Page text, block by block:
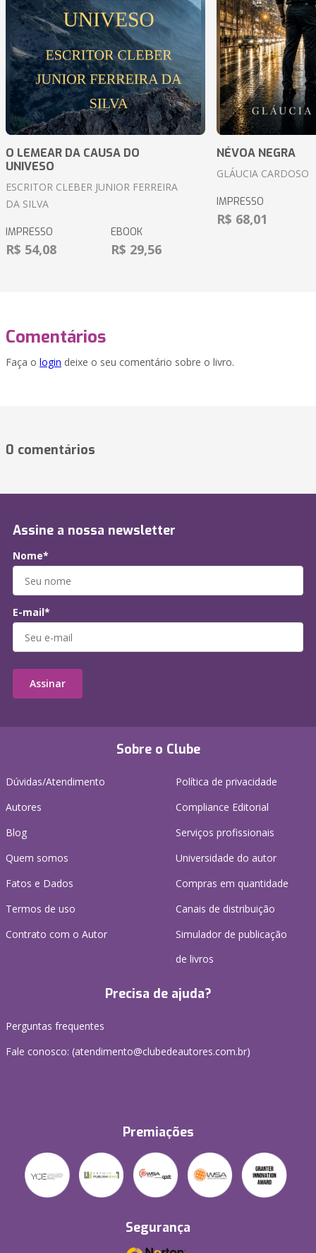
O LEMEAR DA CAUSA DO
UNIVESO
ESCRITOR CLEBER JUNIOR FERREIRA
DA SILVA
IMPRESSO
R$ 54,08
EBOOK
R$ 29,56
NÉVOA NEGRA
GLÁUCIA CARDOSO
IMPRESSO
R$ 68,01
Comentários
Faça o login deixe o seu comentário sobre o livro.
0 comentários
Sobre o Clube
Dúvidas/Atendimento
Autores
Blog
Quem somos
Fatos e Dados
Termos de uso
Contrato com o Autor
Política de privacidade
Compliance Editorial
Serviços profissionais
Universidade do autor
Compras em quantidade
Canais de distribuição
Simulador de publicação
de livros
Precisa de ajuda?
Perguntas frequentes
Fale conosco: (atendimento@clubedeautores.com.br)
Premiações
Segurança
Assine a nossa newsletter
Nome*
E-mail*
Assinar